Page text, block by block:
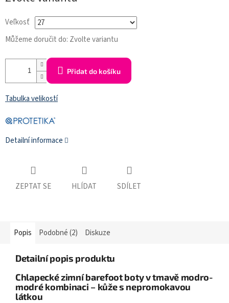
Veľkosť
Můžeme doručit do: Zvolte variantu
Přidat do košíku
Tabulka velikostí
Detailní informace
ZEPTAT SE HLÍDAT SDÍLET
Popis Podobné (2) Diskuze
Detailní popis produktu
Chlapecké zimní barefoot boty v tmavě modro-
modré kombinaci – kůže s nepromokavou
látkou